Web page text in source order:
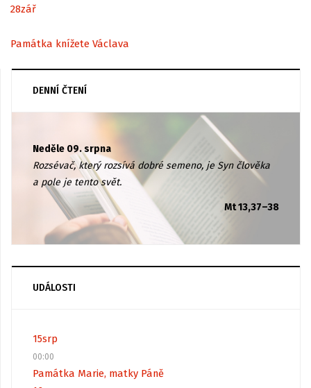
28zář
Památka knížete Václava
DENNÍ ČTENÍ
Neděle 09. srpna
Rozsévač, který rozsívá dobré semeno, je Syn člověka
a pole je tento svět.
Mt 13,37–38
UDÁLOSTI
15srp
00:00
Památka Marie, matky Páně